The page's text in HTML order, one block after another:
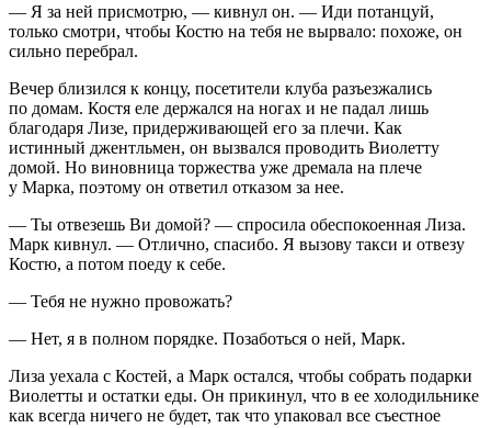
— Я за ней присмотрю, — кивнул он. — Иди потанцуй,
только смотри, чтобы Костю на тебя не вырвало: похоже, он
сильно перебрал.
Вечер близился к концу, посетители клуба разъезжались
по домам. Костя еле держался на ногах и не падал лишь
благодаря Лизе, придерживающей его за плечи. Как
истинный джентльмен, он вызвался проводить Виолетту
домой. Но виновница торжества уже дремала на плече
у Марка, поэтому он ответил отказом за нее.
— Ты отвезешь Ви домой? — спросила обеспокоенная Лиза.
Марк кивнул. — Отлично, спасибо. Я вызову такси и отвезу
Костю, а потом поеду к себе.
— Тебя не нужно провожать?
— Нет, я в полном порядке. Позаботься о ней, Марк.
Лиза уехала с Костей, а Марк остался, чтобы собрать подарки
Виолетты и остатки еды. Он прикинул, что в ее холодильнике
как всегда ничего не будет, так что упаковал все съестное